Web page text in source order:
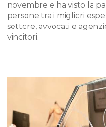
novembre e ha visto la
persone tra i migliori
settore, avvocati e
vincitori.